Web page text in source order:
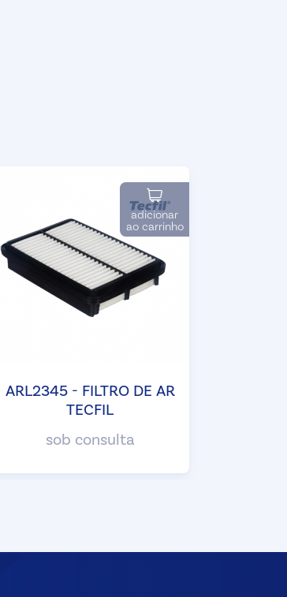
adicionar
ao carrinho
ARL2345 - FILTRO DE AR
TECFIL
sob consulta